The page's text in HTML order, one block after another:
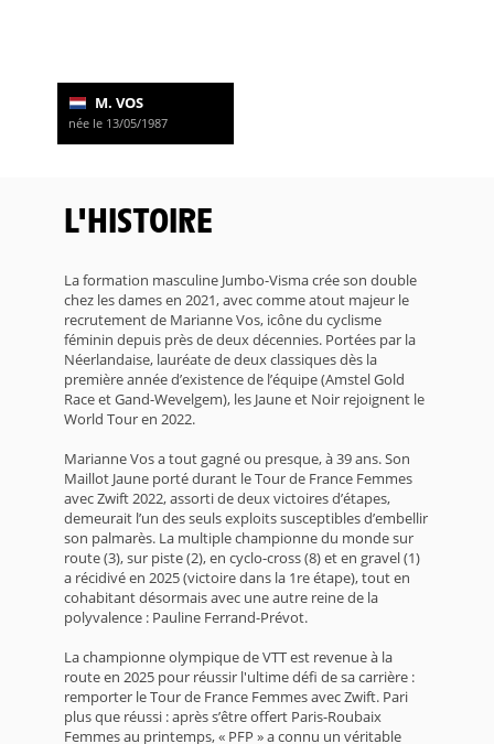
M. VOS
née le 13/05/1987
L'HISTOIRE
La formation masculine Jumbo-Visma crée son double
chez les dames en 2021, avec comme atout majeur le
recrutement de Marianne Vos, icône du cyclisme
féminin depuis près de deux décennies. Portées par la
Néerlandaise, lauréate de deux classiques dès la
première année d’existence de l’équipe (Amstel Gold
Race et Gand-Wevelgem), les Jaune et Noir rejoignent le
World Tour en 2022.
Marianne Vos a tout gagné ou presque, à 39 ans. Son
Maillot Jaune porté durant le Tour de France Femmes
avec Zwift 2022, assorti de deux victoires d’étapes,
demeurait l’un des seuls exploits susceptibles d’embellir
son palmarès. La multiple championne du monde sur
route (3), sur piste (2), en cyclo-cross (8) et en gravel (1)
a récidivé en 2025 (victoire dans la 1re étape), tout en
cohabitant désormais avec une autre reine de la
polyvalence : Pauline Ferrand-Prévot.
La championne olympique de VTT est revenue à la
route en 2025 pour réussir l'ultime défi de sa carrière :
remporter le Tour de France Femmes avec Zwift. Pari
plus que réussi : après s’être offert Paris-Roubaix
Femmes au printemps, « PFP » a connu un véritable